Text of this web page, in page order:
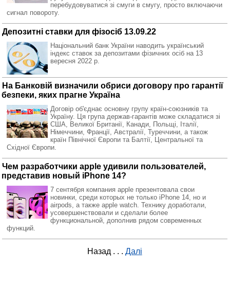
перебудовуватися зі смуги в смугу, просто включаючи
сигнал повороту.
Депозитні ставки для фізосіб 13.09.22
Національний банк України наводить український
індекс ставок за депозитами фізичних осіб на 13
вересня 2022 р.
На Банковій визначили обриси договору про гарантії
безпеки, яких прагне Україна
Договір об'єднає основну групу країн-союзників та
Україну. Ця група держав-гарантів може складатися зі
США, Великої Британії, Канади, Польщі, Італії,
Німеччини, Франції, Австралії, Туреччини, а також
країн Північної Європи та Балтії, Центральної та
Східної Європи.
Чем разработчики apple удивили пользователей,
представив новый iPhone 14?
7 сентября компания apple презентовала свои
новинки, среди которых не только iPhone 14, но и
airpods, а также apple watch. Технику доработали,
усовершенствовали и сделали более
функциональной, дополнив рядом современных
функций.
Назад . . . Далі